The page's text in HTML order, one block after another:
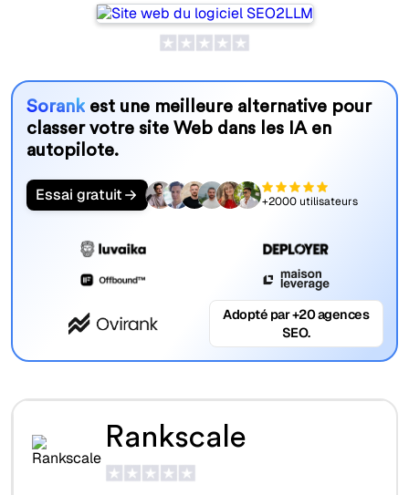
Sorankest une meilleure alternative pour
classer votre site Web dans les IA en
autopilote.
Essai gratuit +2000 utilisateurs
Adopté par +20 agences
SEO.
Rankscale